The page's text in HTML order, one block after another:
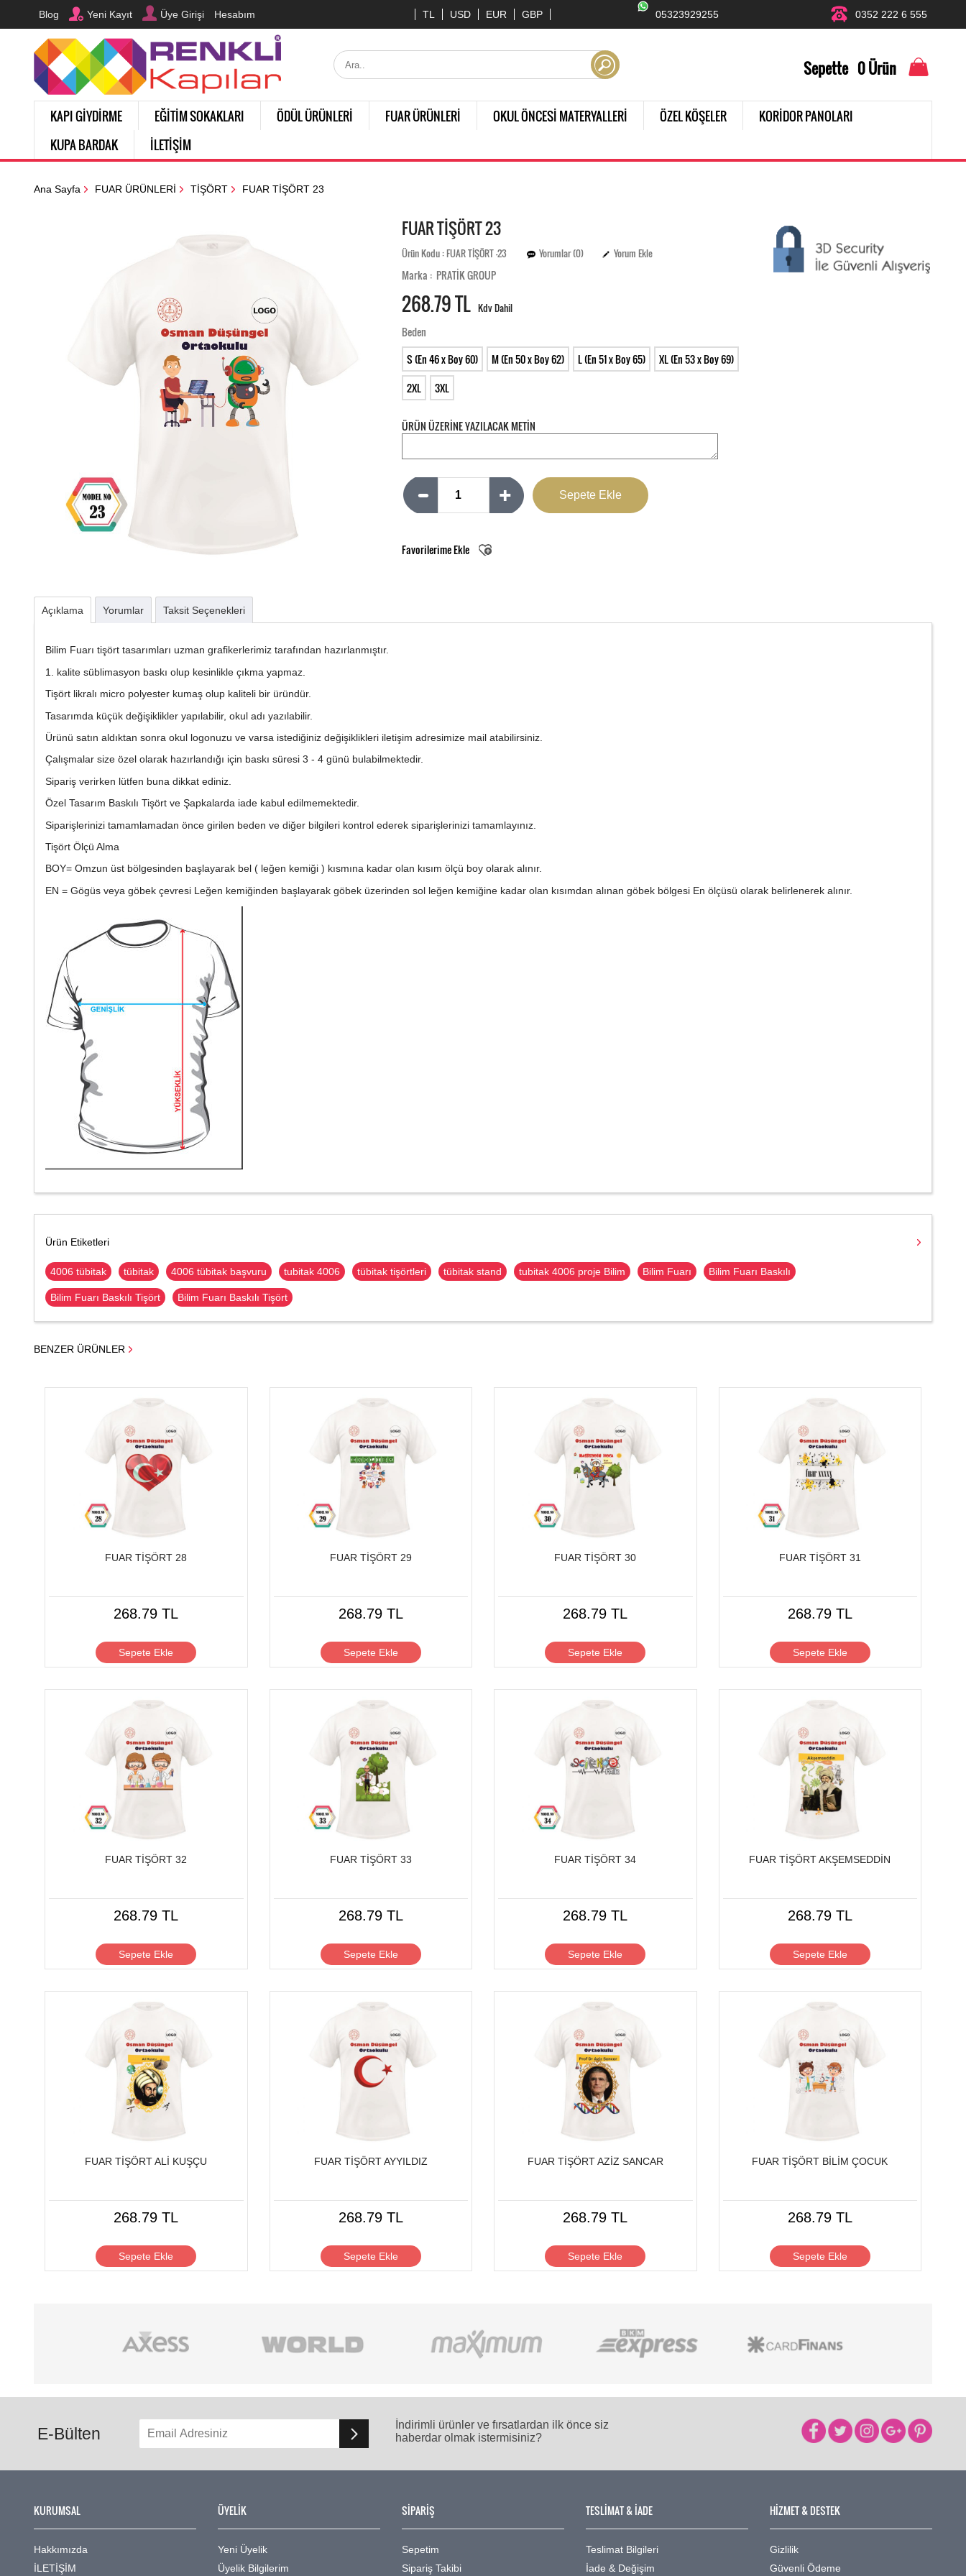
Blog Yeni Kayıt Üye Girişi Hesabım TL USD EUR GBP 0352 222 6 555
05323929255
Sepette 0Ürün
KAPI GİYDİRME EĞİTİM SOKAKLARI ÖDÜL ÜRÜNLERİ FUAR ÜRÜNLERİ OKUL ÖNCESİ MATERYALLERİ ÖZEL KÖŞELER
KORİDOR PANOLARI
KUPA BARDAK
İLETİŞİM
Ana Sayfa FUAR ÜRÜNLERİ TİŞÖRT FUAR TİŞÖRT 23
FUAR TİŞÖRT 23
Ürün Kodu : FUAR TİŞÖRT -23 Yorumlar (0) Yorum Ekle
Marka : PRATİK GROUP
268.79 TL Kdv Dahil
Beden
S (En 46 x Boy 60)
M (En 50 x Boy 62) L (En 51 x Boy 65)
XL (En 53 x Boy 69)
2XL
3XL
ÜRÜN ÜZERİNE YAZILACAK METİN
Favorilerime Ekle
Açıklama Yorumlar Taksit Seçenekleri
Bilim Fuarı tişört tasarımları uzman grafikerlerimiz tarafından hazırlanmıştır.
1. kalite süblimasyon baskı olup kesinlikle çıkma yapmaz.
Tişört likralı micro polyester kumaş olup kaliteli bir üründür.
Tasarımda küçük değişiklikler yapılabilir, okul adı yazılabilir.
Ürünü satın aldıktan sonra okul logonuzu ve varsa istediğiniz değişiklikleri iletişim adresimize mail atabilirsiniz.
Çalışmalar size özel olarak hazırlandığı için baskı süresi 3 - 4 günü bulabilmektedir.
Sipariş verirken lütfen buna dikkat ediniz.
Özel Tasarım Baskılı Tişört ve Şapkalarda iade kabul edilmemektedir.
Siparişlerinizi tamamlamadan önce girilen beden ve diğer bilgileri kontrol ederek siparişlerinizi tamamlayınız.
Tişört Ölçü Alma
BOY= Omzun üst bölgesinden başlayarak bel ( leğen kemiği ) kısmına kadar olan kısım ölçü boy olarak alınır.
EN = Gögüs veya göbek çevresi Leğen kemiğinden başlayarak göbek üzerinden sol leğen kemiğine kadar olan kısımdan alınan göbek bölgesi En ölçüsü olarak belirlenerek alınır.
Ürün Etiketleri
4006 tübitak tübitak 4006 tübitak başvuru tubitak 4006 tübitak tişörtleri tübitak stand tubitak 4006 proje Bilim Bilim Fuarı Bilim Fuarı Baskılı
Bilim Fuarı Baskılı Tişört Bilim Fuarı Baskılı Tişört
BENZER ÜRÜNLER
FUAR TİŞÖRT 28
268.79 TL
Sepete Ekle
FUAR TİŞÖRT 29
268.79 TL
Sepete Ekle
FUAR TİŞÖRT 30
268.79 TL
Sepete Ekle
FUAR TİŞÖRT 31
268.79 TL
Sepete Ekle
FUAR TİŞÖRT 32
268.79 TL
Sepete Ekle
FUAR TİŞÖRT 33
268.79 TL
Sepete Ekle
FUAR TİŞÖRT 34
268.79 TL
Sepete Ekle
FUAR TİŞÖRT AKŞEMSEDDİN
268.79 TL
Sepete Ekle
FUAR TİŞÖRT ALİ KUŞÇU
268.79 TL
Sepete Ekle
FUAR TİŞÖRT AYYILDIZ
268.79 TL
Sepete Ekle
FUAR TİŞÖRT AZİZ SANCAR
268.79 TL
Sepete Ekle
FUAR TİŞÖRT BİLİM ÇOCUK
268.79 TL
Sepete Ekle
E-Bülten
İndirimli ürünler ve fırsatlardan ilk önce siz
haberdar olmak istermisiniz?
KURUMSAL
Hakkımızda
İLETİŞİM
ÜYELİK
Yeni Üyelik
Üyelik Bilgilerim
SİPARİŞ
Sepetim
Sipariş Takibi
TESLİMAT & İADE
Teslimat Bilgileri
İade & Değişim
HİZMET & DESTEK
Gizlilik
Güvenli Ödeme